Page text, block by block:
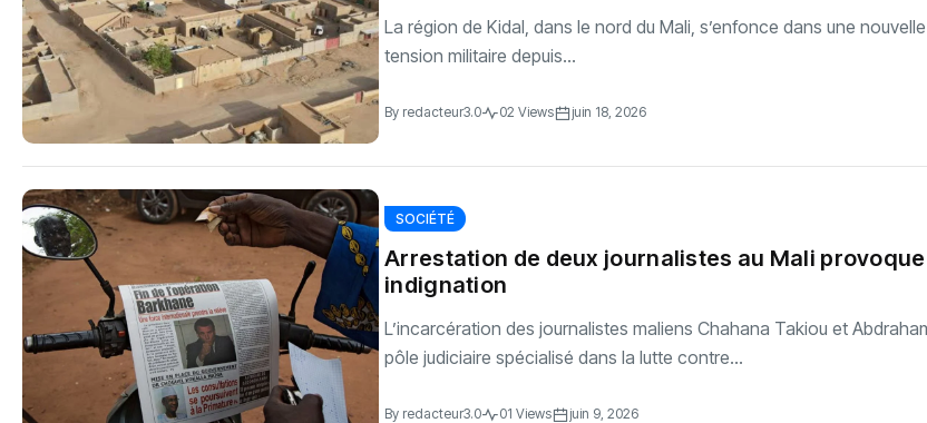
La région de Kidal, dans le nord du Mali, s’enfonce dans une
tension militaire depuis...
By redacteur3.0 02 Views juin 18, 2026
SOCIÉTÉ
Arrestation de deux journalistes au Mali
indignation
L’incarcération des journalistes maliens Chahana Takiou et
pôle judiciaire spécialisé dans la lutte contre...
By redacteur3.0 01 Views juin 9, 2026